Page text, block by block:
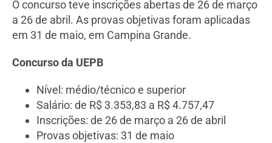
O concurso teve inscrições abertas de 26 de março
a 26 de abril. As provas objetivas foram aplicadas
em 31 de maio, em Campina Grande.
Concurso da UEPB
Nível: médio/técnico e superior
Salário: de R$ 3.353,83 a R$ 4.757,47
Inscrições: de 26 de março a 26 de abril
Provas objetivas: 31 de maio